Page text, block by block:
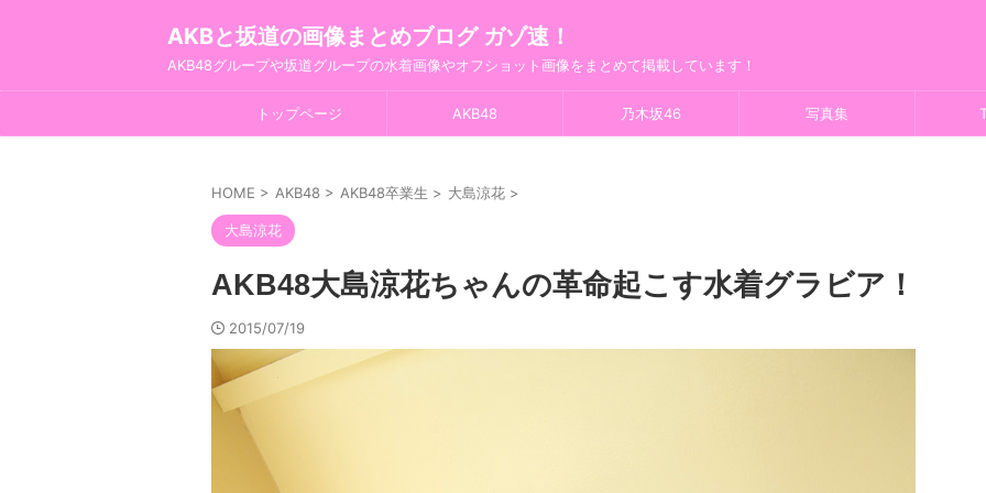
AKBと坂道の画像まとめブログ ガゾ速！
AKB48グループや坂道グループの水着画像やオフショット画像をまとめて掲載しています！
トップページ AKB48 乃木坂46 写真集
HOME > AKB48 > AKB48卒業生 > 大島涼花 >
大島涼花
AKB48大島涼花ちゃんの革命起こす水着グラビア！
2015/07/19